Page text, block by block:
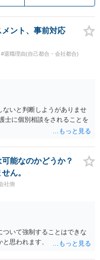
ント、事前対応
#退職理由(自己都合・会社都合)
ないと判断しようがありませ
士に個別相談をされることを
能なのかどうか？
ん。
社側
いて強制することはできな
思われます。